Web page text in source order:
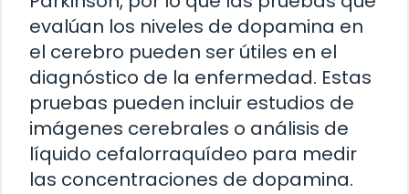
evalúan los niveles de dopamina en
el cerebro pueden ser útiles en el
diagnóstico de la enfermedad. Estas
pruebas pueden incluir estudios de
imágenes cerebrales o análisis de
líquido cefalorraquídeo para medir
las concentraciones de dopamina.